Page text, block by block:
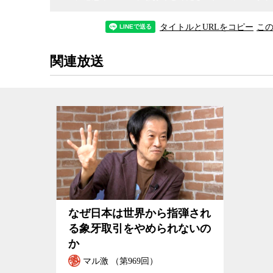
いても議論した。トラの保護は2010年のトラ年に
しかし坂元氏によれば頭数が回復しているとされ
態を反映しているとは言えないという。またミャ
坂元氏はゾウやトラといった野生動物の保護は
大な生息地を必要とするゾウやトラが守られてい
徴する意味でも重要だという。生息地の破壊に加
保護するためには、より一層国際的な努力を進め
内取引を禁止することすらできていない。
日本の現状について、坂元雅行氏と環境ジャー
タイトルとURLをコピー こ
関連放送
なぜ日本は世界から指弾され
る象牙取引をやめられないの
か
マル激 （第969回）